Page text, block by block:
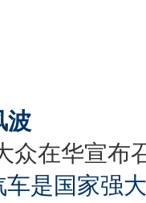
波
众在华宣布
车是国家强